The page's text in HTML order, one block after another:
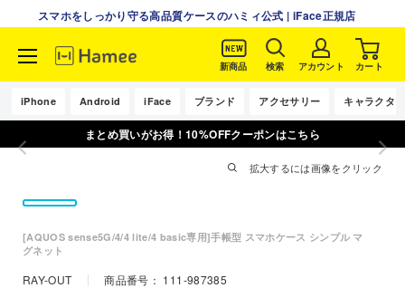
コ
テ
スマホをしっかり守る高品質ケースのハミィ公式 | iFace正規店
新商品 検索 アカウント カート
iPhone Android iFace ブランド アクセサリー キャラクター
まとめ買いがお得！10%OFFクーポンはこちら
拡大するには画像をクリック
[AQUOS sense5G/4/4 lite/4 basic専用]手帳型 スマホケース シンプル マ
グネット
RAY-OUT 商品番号： 111-987385